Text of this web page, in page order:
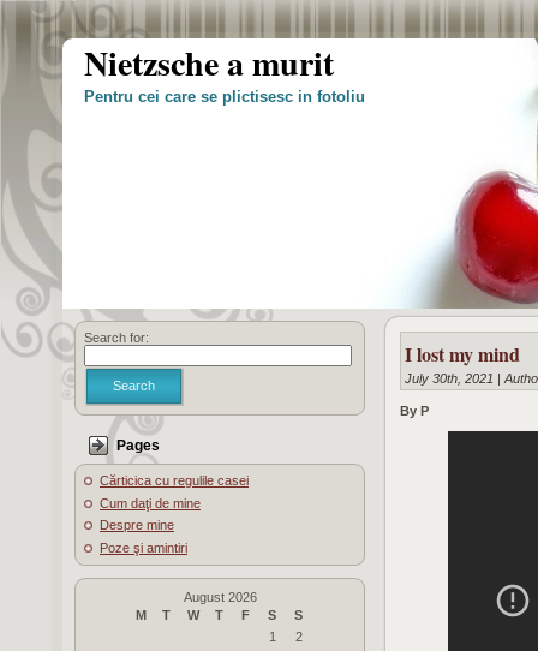
Nietzsche a murit
Pentru cei care se plictisesc in fotoliu
Search for:
Search
Pages
Cărticica cu regulile casei
Cum daţi de mine
Despre mine
Poze şi amintiri
August 2026
M
T W T F S S
1
2
I lost my mind
July 30th, 2021 |
By P